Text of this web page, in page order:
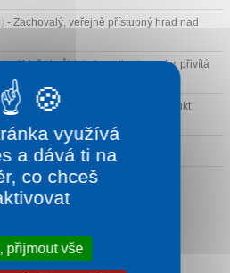
- Zachovalý, veřejně přístupný hrad nad
- Když si půjdete koupit vstupenky, přivítá
miniatur v Podolí je unikátní produkt
využívá
a dává ti na
co chceš
přijmout vše